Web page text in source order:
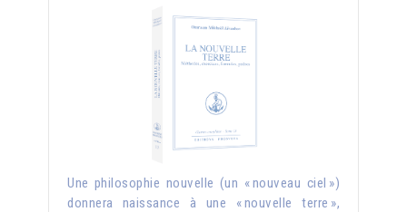
Une philosophie nouvelle (un « nouveau ciel »)
donnera naissance à une « nouvelle terre »,